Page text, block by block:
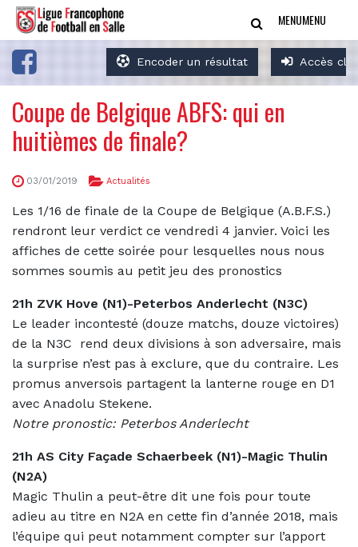
Encoder un résultat Accès
MENUMENU
Coupe de Belgique ABFS: qui en
huitièmes de finale?
03/01/2019 Actualités
Les 1/16 de finale de la Coupe de Belgique (A.B.F.S.)
rendront leur verdict ce vendredi 4 janvier. Voici les
affiches de cette soirée pour lesquelles nous nous
sommes soumis au petit jeu des pronostics
21h ZVK Hove (N1)-Peterbos Anderlecht (N3C)
Le leader incontesté (douze matchs, douze victoires)
de la N3C rend deux divisions à son adversaire, mais
la surprise n’est pas à exclure, que du contraire. Les
promus anversois partagent la lanterne rouge en D1
avec Anadolu Stekene.
Notre pronostic: Peterbos Anderlecht
21h AS City Façade Schaerbeek (N1)-Magic Thulin
(N2A)
Magic Thulin a peut-être dit une fois pour toute
adieu au titre en N2A en cette fin d’année 2018, mais
l’équipe qui peut notamment compter sur l’apport